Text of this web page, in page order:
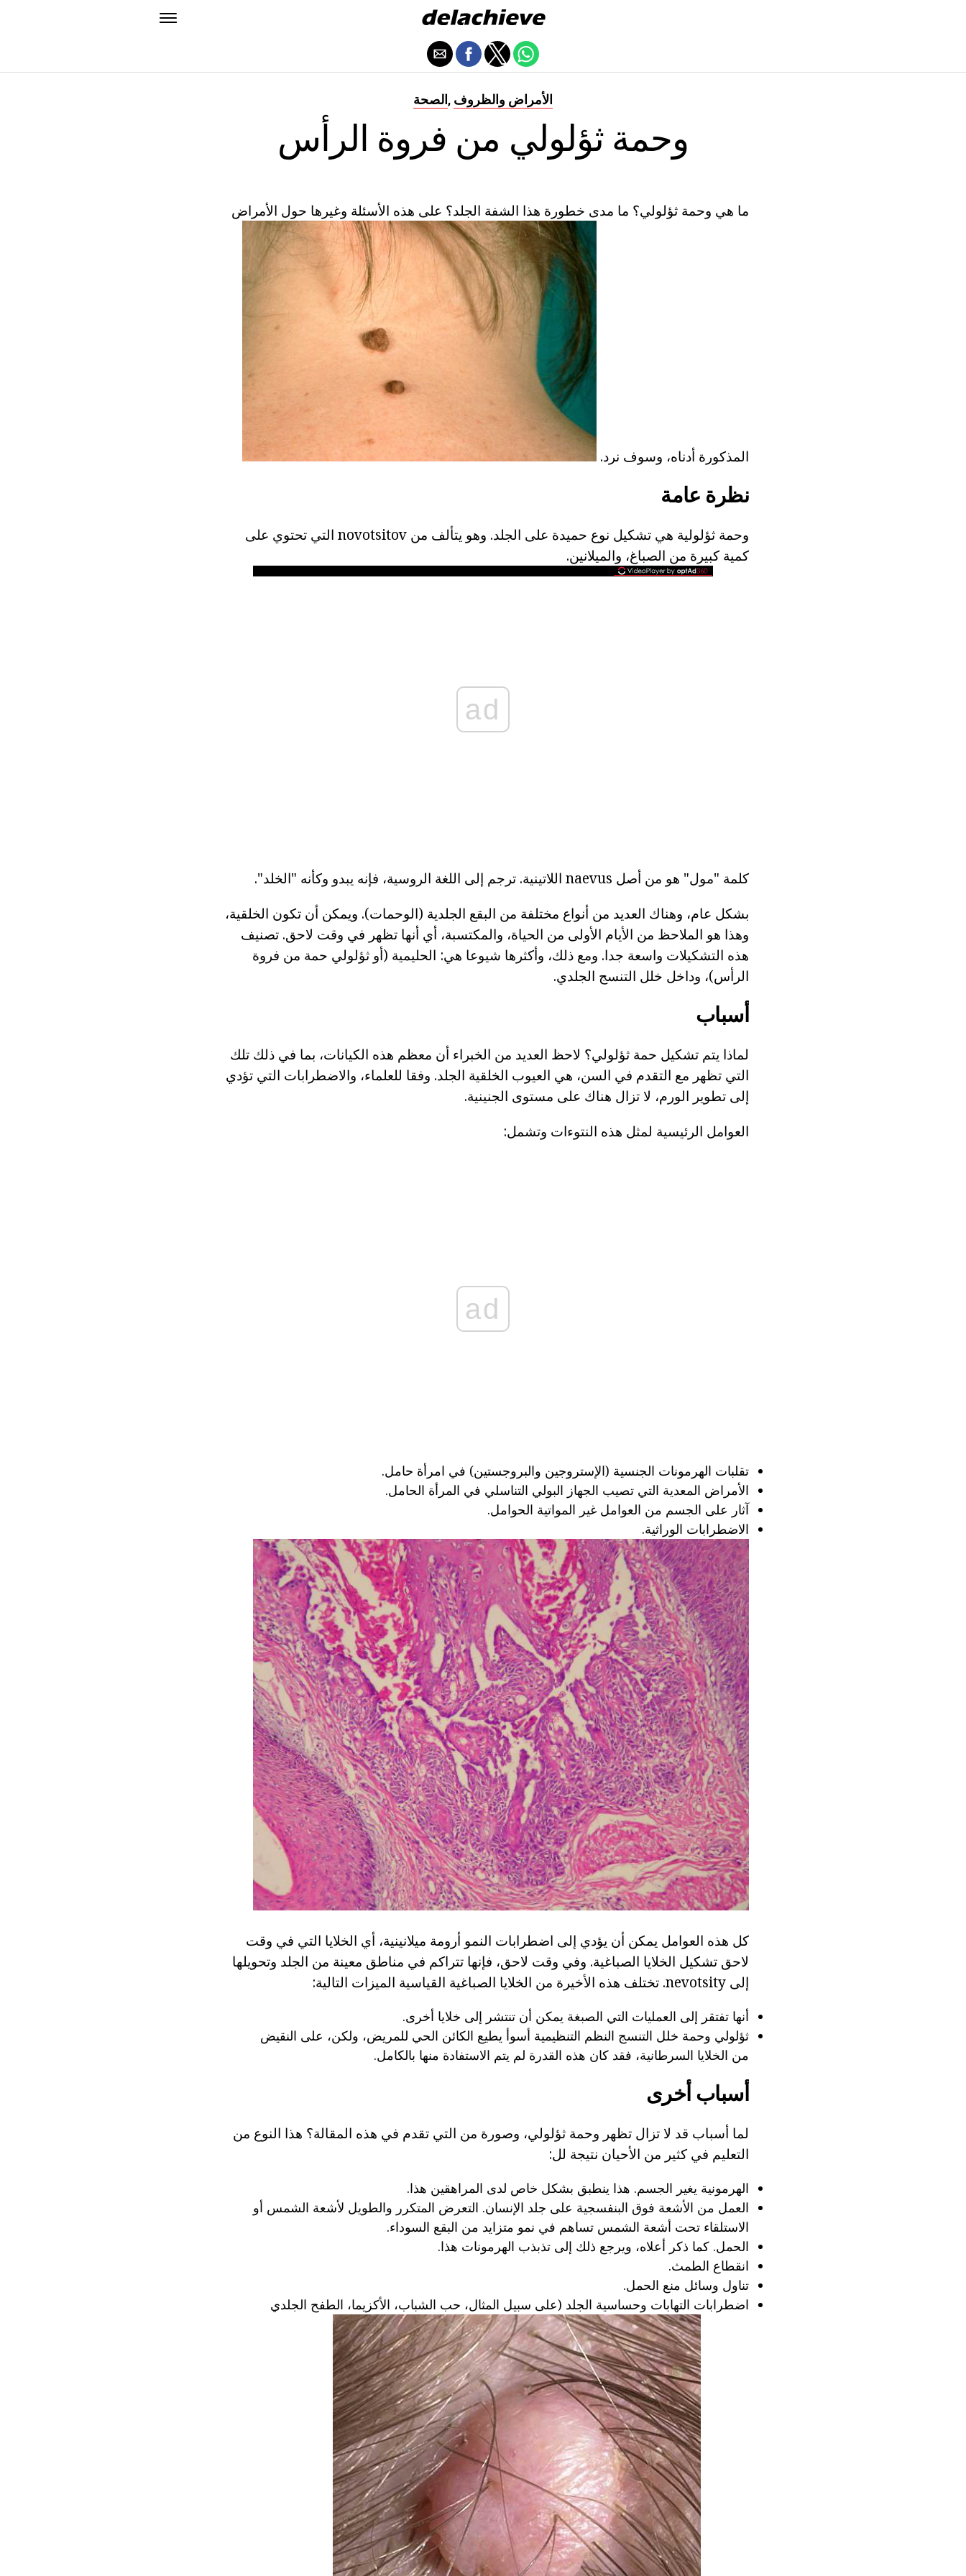
الصحة , الأمراض والظروف
وحمة ثؤلولي من فروة الرأس
ما هي وحمة ثؤلولي؟ ما مدى خطورة هذا الشفة الجلد؟ على هذه الأسئلة وغيرها حول الأمراض
المذكورة أدناه، وسوف نرد.
نظرة عامة
وحمة ثؤلولية هي تشكيل نوع حميدة على الجلد. وهو يتألف من novotsitov التي تحتوي على
كمية كبيرة من الصباغ، والميلانين.
ad
كلمة "مول" هو من أصل naevus اللاتينية. ترجم إلى اللغة الروسية، فإنه يبدو وكأنه "الخلد".
بشكل عام، وهناك العديد من أنواع مختلفة من البقع الجلدية (الوحمات). ويمكن أن تكون الخلقية،
وهذا هو الملاحظ من الأيام الأولى من الحياة، والمكتسبة، أي أنها تظهر في وقت لاحق. تصنيف
هذه التشكيلات واسعة جدا. ومع ذلك، وأكثرها شيوعا هي: الحليمية (أو ثؤلولي حمة من فروة
الرأس)، وداخل خلل التنسج الجلدي.
أسباب
لماذا يتم تشكيل حمة ثؤلولي؟ لاحظ العديد من الخبراء أن معظم هذه الكيانات، بما في ذلك تلك
التي تظهر مع التقدم في السن، هي العيوب الخلقية الجلد. وفقا للعلماء، والاضطرابات التي تؤدي
إلى تطوير الورم، لا تزال هناك على مستوى الجنينية.
العوامل الرئيسية لمثل هذه النتوءات وتشمل:
ad
تقلبات الهرمونات الجنسية (الإستروجين والبروجستين) في امرأة حامل.
الأمراض المعدية التي تصيب الجهاز البولي التناسلي في المرأة الحامل.
آثار على الجسم من العوامل غير المواتية الحوامل.
الاضطرابات الوراثية.
كل هذه العوامل يمكن أن يؤدي إلى اضطرابات النمو أرومة ميلانينية، أي الخلايا التي في وقت
لاحق تشكيل الخلايا الصباغية. وفي وقت لاحق، فإنها تتراكم في مناطق معينة من الجلد وتحويلها
إلى nevotsity. تختلف هذه الأخيرة من الخلايا الصباغية القياسية الميزات التالية:
أنها تفتقر إلى العمليات التي الصبغة يمكن أن تنتشر إلى خلايا أخرى.
ثؤلولي وحمة خلل التنسج النظم التنظيمية أسوأ يطيع الكائن الحي للمريض، ولكن، على النقيض
من الخلايا السرطانية، فقد كان هذه القدرة لم يتم الاستفادة منها بالكامل.
أسباب أخرى
لما أسباب قد لا تزال تظهر وحمة ثؤلولي، وصورة من التي تقدم في هذه المقالة؟ هذا النوع من
التعليم في كثير من الأحيان نتيجة لل:
الهرمونية يغير الجسم. هذا ينطبق بشكل خاص لدى المراهقين هذا.
العمل من الأشعة فوق البنفسجية على جلد الإنسان. التعرض المتكرر والطويل لأشعة الشمس أو
الاستلقاء تحت أشعة الشمس تساهم في نمو متزايد من البقع السوداء.
الحمل. كما ذكر أعلاه، ويرجع ذلك إلى تذبذب الهرمونات هذا.
انقطاع الطمث.
تناول وسائل منع الحمل.
اضطرابات التهابات وحساسية الجلد (على سبيل المثال، حب الشباب، الأكزيما، الطفح الجلدي